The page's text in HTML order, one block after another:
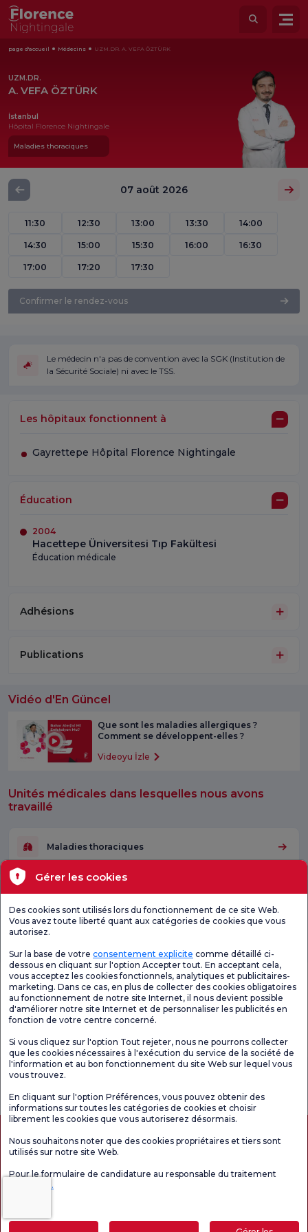
page d'accueil Médecins UZM.DR. A. VEFA ÖZTÜRK
UZM.DR.
A. VEFA ÖZTÜRK
İstanbul
Hôpital Florence Nightingale
Maladies thoraciques
07 août 2026
11:30 12:30 13:00 13:30 14:00
14:30 15:00 15:30 16:00 16:30
17:00 17:20 17:30
Confirmer le rendez-vous
Le médecin n'a pas de convention avec la SGK (Institution de
la Sécurité Sociale) ni avec le TSS.
Les hôpitaux fonctionnent à
Gayrettepe Hôpital Florence Nightingale
Éducation
2004
Hacettepe Üniversitesi Tıp Fakültesi
Éducation médicale
Adhésions
Publications
Vidéo d'En Güncel
Que sont les maladies allergiques ?
Comment se développent-elles ?
Videoyu İzle
Unités médicales dans lesquelles nous avons
travaillé
Maladies thoraciques
domicile
naissance
grossesse
Emplacements
Santé actuelle
Unités médicales
Enquête
satisfaction
satisfaction.
les promotions
Autorisation de tourisme médical kvkk Droits des patients
Gérer les cookies
Des cookies sont utilisés lors du fonctionnement de ce site Web.
Vous avez toute liberté quant aux catégories de cookies que vous
autorisez.
Sur la base de votre consentement explicite comme détaillé ci-
dessous en cliquant sur l'option Accepter tout. En acceptant cela,
vous acceptez les cookies fonctionnels, analytiques et publicitaires-
marketing. Dans ce cas, en plus de collecter des cookies obligatoires
au fonctionnement de notre site Internet, il nous devient possible
d'améliorer notre site Internet et de personnaliser les publicités en
fonction de votre centre concerné.
Si vous cliquez sur l'option Tout rejeter, nous ne pourrons collecter
que les cookies nécessaires à l'exécution du service de la société de
l'information et au bon fonctionnement du site Web sur lequel vous
vous trouvez.
En cliquant sur l'option Préférences, vous pouvez obtenir des
informations sur toutes les catégories de cookies et choisir
librement les cookies que vous autoriserez désormais.
Nous souhaitons noter que des cookies propriétaires et tiers sont
utilisés sur notre site Web.
Pour le formulaire de candidature au responsable du traitement
Cliquez ici.